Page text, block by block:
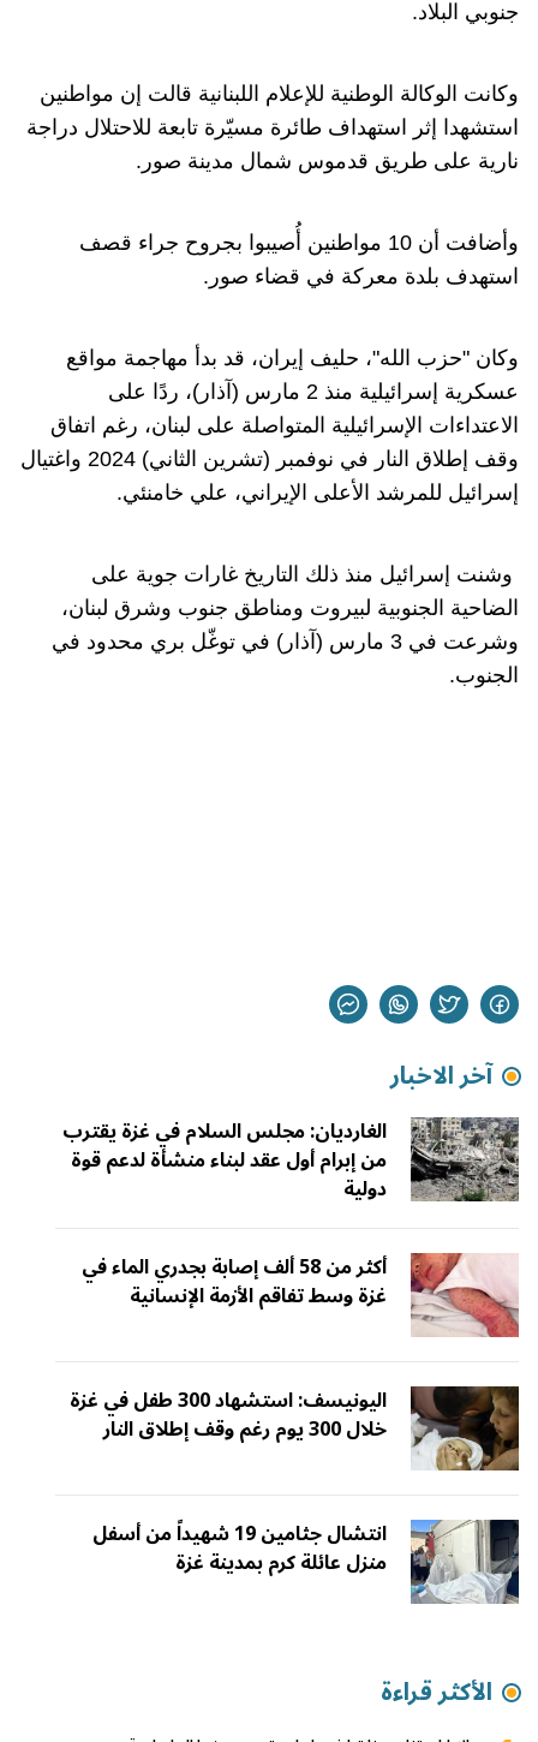
جنوبي البلاد.
وكانت الوكالة الوطنية للإعلام اللبنانية قالت إن مواطنين
استشهدا إثر استهداف طائرة مسيّرة تابعة للاحتلال دراجة
نارية على طريق قدموس شمال مدينة صور.
وأضافت أن 10 مواطنين أُصيبوا بجروح جراء قصف
استهدف بلدة معركة في قضاء صور.
وكان "حزب الله"، حليف إيران، قد بدأ مهاجمة مواقع
عسكرية إسرائيلية منذ 2 مارس (آذار)، ردًا على
الاعتداءات الإسرائيلية المتواصلة على لبنان، رغم اتفاق
وقف إطلاق النار في نوفمبر (تشرين الثاني) 2024 واغتيال
إسرائيل للمرشد الأعلى الإيراني، علي خامنئي.
وشنت إسرائيل منذ ذلك التاريخ غارات جوية على
الضاحية الجنوبية لبيروت ومناطق جنوب وشرق لبنان،
وشرعت في 3 مارس (آذار) في توغّل بري محدود في
الجنوب.
آخر الاخبار
الغارديان: مجلس السلام في غزة يقترب
من إبرام أول عقد لبناء منشأة لدعم قوة
دولية
أكثر من 58 ألف إصابة بجدري الماء في
غزة وسط تفاقم الأزمة الإنسانية
اليونيسف: استشهاد 300 طفل في غزة
خلال 300 يوم رغم وقف إطلاق النار
انتشال جثامين 19 شهيداً من أسفل
منزل عائلة كرم بمدينة غزة
الأكثر قراءة